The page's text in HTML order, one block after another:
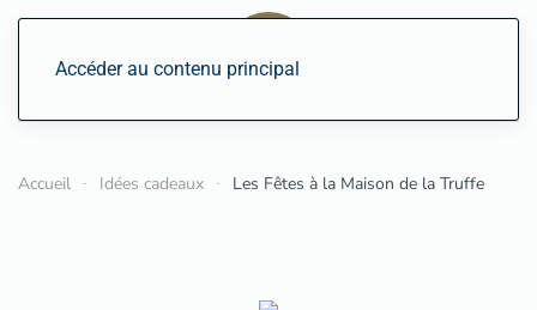
Accéder au contenu principal
Accueil Idées cadeaux Les Fêtes à la Maison de la Truffe